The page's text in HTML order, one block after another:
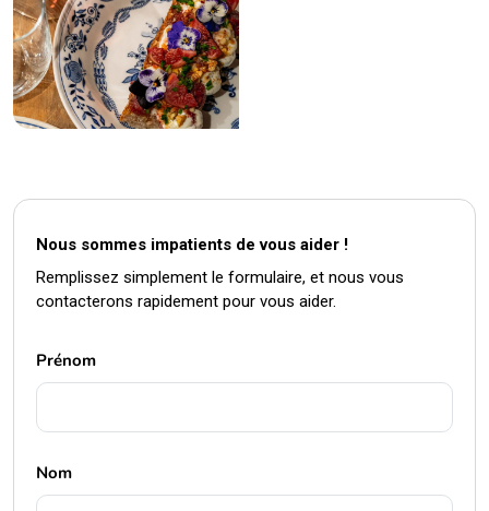
Nous sommes impatients de vous aider !
Remplissez simplement le formulaire, et nous vous
contacterons rapidement pour vous aider.
Prénom
Nom